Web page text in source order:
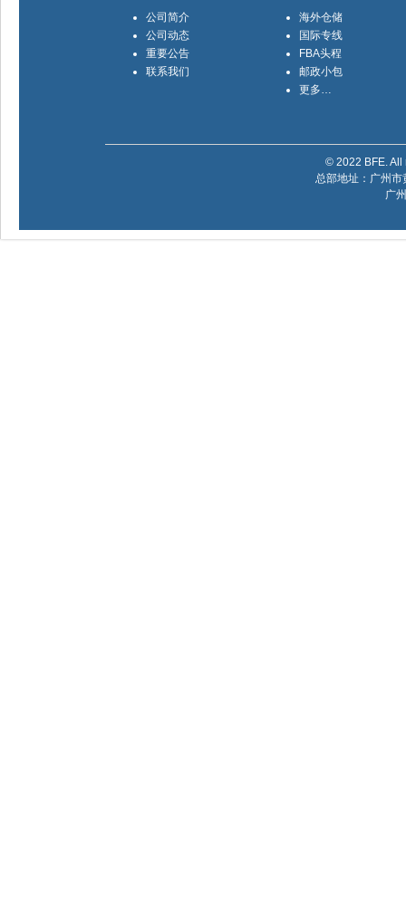
公司简介
公司动态
重要公告
联系我们
海外仓储
国际专线
FBA头程
邮政小包
更多…
© 2022 BFE.
总部地址：广州
广